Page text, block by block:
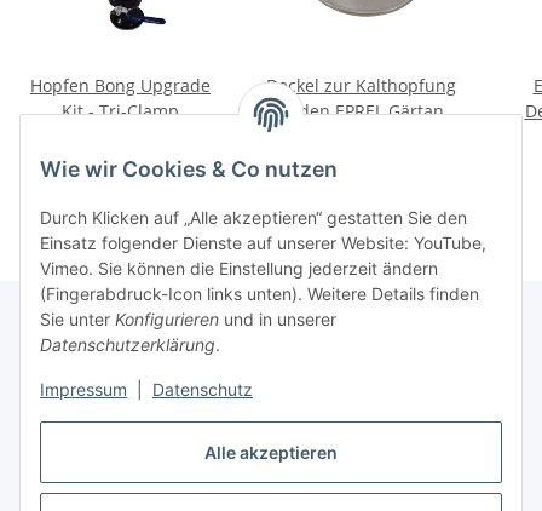
Alle akzeptieren
Wie wir Cookies & Co nutzen
Durch Klicken auf „Alle akzeptieren“ gestatten Sie den
Einsatz folgender Dienste auf unserer Website: YouTube,
Vimeo. Sie können die Einstellung jederzeit ändern
(Fingerabdruck-Icon links unten). Weitere Details finden
Sie unter Konfigurieren und in unserer
Datenschutzerklärung.
Impressum Datenschutz
Hopfen Bong Upgrade
Kit - Tri-Clamp
Deckel zur Kalthopfung
für den EPREL Gärtank